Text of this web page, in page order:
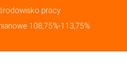
pracy
108,75%-113,75%